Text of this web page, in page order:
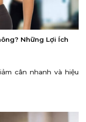
Những Lợi Ích
cân nhanh và hiệu